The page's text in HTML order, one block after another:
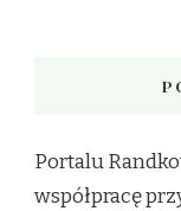
Portalu
współpracę